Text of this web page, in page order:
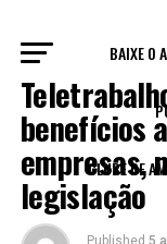
BAIXE O
CLUBE DE
BLOG
benefícios
empresas,
legislação
Published 5